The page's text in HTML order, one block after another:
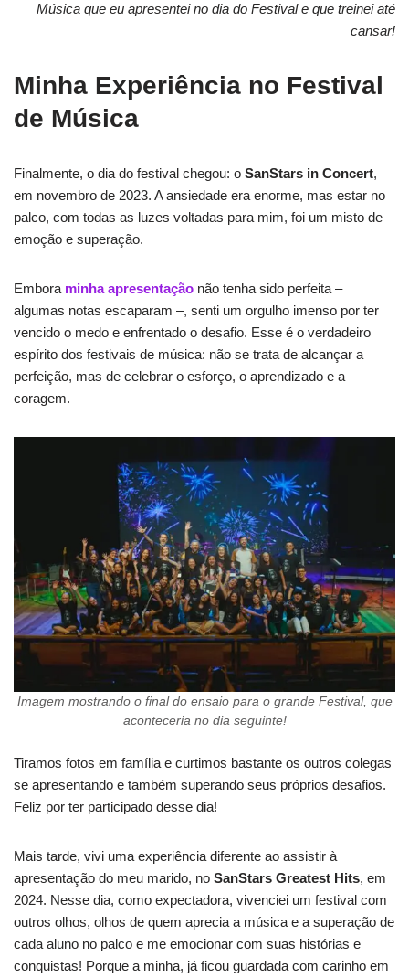
Música que eu apresentei no dia do Festival e que treinei até
cansar!
Minha Experiência no Festival
de Música
Finalmente, o dia do festival chegou: o SanStars in Concert,
em novembro de 2023. A ansiedade era enorme, mas estar no
palco, com todas as luzes voltadas para mim, foi um misto de
emoção e superação.
Embora minha apresentação não tenha sido perfeita –
algumas notas escaparam –, senti um orgulho imenso por ter
vencido o medo e enfrentado o desafio. Esse é o verdadeiro
espírito dos festivais de música: não se trata de alcançar a
perfeição, mas de celebrar o esforço, o aprendizado e a
coragem.
Imagem mostrando o final do ensaio para o grande Festival, que
aconteceria no dia seguinte!
Tiramos fotos em família e curtimos bastante os outros colegas
se apresentando e também superando seus próprios desafios.
Feliz por ter participado desse dia!
Mais tarde, vivi uma experiência diferente ao assistir à
apresentação do meu marido, no SanStars Greatest Hits, em
2024. Nesse dia, como expectadora, vivenciei um festival com
outros olhos, olhos de quem aprecia a música e a superação de
cada aluno no palco e me emocionar com suas histórias e
conquistas! Porque a minha, já ficou guardada com carinho em